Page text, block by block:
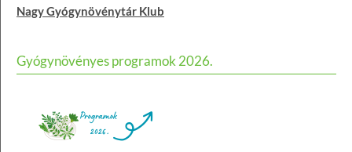
Nagy Gyógynövénytár Klub
Gyógynövényes programok 2026.